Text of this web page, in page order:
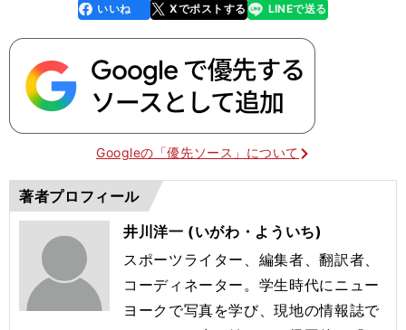
faceboo
k
いいね Xでポストする
line LINEで送る
Googleの「優先ソース」について
著者プロフィール
井川洋一 (いがわ・よういち)
スポーツライター、編集者、翻訳者、
コーディネーター。学生時代にニュー
ヨークで写真を学び、現地の情報誌で